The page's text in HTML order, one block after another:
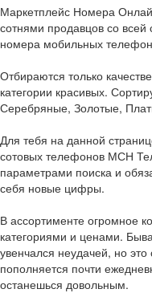
Маркетплейс Номера
сотнями продавцов со
номера мобильных
Отбираются только
категории красивых.
Серебряные, Золотые,
Для тебя на данной
сотовых телефонов МСН
параметрами поиска и
себя новые цифры.
В ассортименте огромное
категориями и ценами.
увенчался неудачей, но
пополняется почти
останешься довольным.